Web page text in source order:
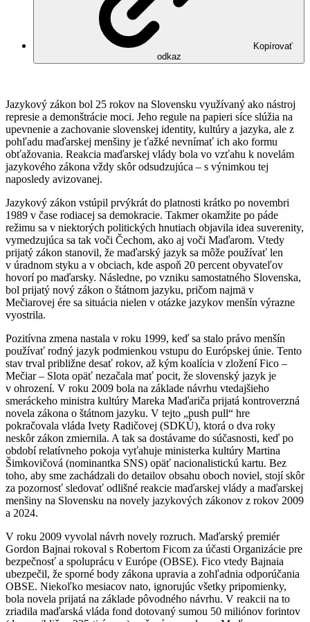
Kopírovať
odkaz
Jazykový zákon bol 25 rokov na Slovensku využívaný ako nástroj
represie a demonštrácie moci. Jeho regule na papieri síce slúžia na
upevnenie a zachovanie slovenskej identity, kultúry a jazyka, ale z
pohľadu maďarskej menšiny je ťažké nevnímať ich ako formu
obťažovania. Reakcia maďarskej vlády bola vo vzťahu k novelám
jazykového zákona vždy skôr odsudzujúca – s výnimkou tej
naposledy avizovanej.
Jazykový zákon vstúpil prvýkrát do platnosti krátko po novembri
1989 v čase rodiacej sa demokracie. Takmer okamžite po páde
režimu sa v niektorých politických hnutiach objavila idea suverenity,
vymedzujúca sa tak voči Čechom, ako aj voči Maďarom. Vtedy
prijatý zákon stanovil, že maďarský jazyk sa môže používať len
v úradnom styku a v obciach, kde aspoň 20 percent obyvateľov
hovorí po maďarsky. Následne, po vzniku samostatného Slovenska,
bol prijatý nový zákon o štátnom jazyku, pričom najmä v
Mečiarovej ére sa situácia nielen v otázke jazykov menšín výrazne
vyostrila.
Pozitívna zmena nastala v roku 1999, keď sa stalo právo menšín
používať rodný jazyk podmienkou vstupu do Európskej únie. Tento
stav trval približne desať rokov, až kým koalícia v zložení Fico –
Mečiar – Slota opäť nezačala mať pocit, že slovenský jazyk je
v ohrození. V roku 2009 bola na základe návrhu vtedajšieho
smeráckeho ministra kultúry Mareka Maďariča prijatá kontroverzná
novela zákona o štátnom jazyku. V tejto „push pull“ hre
pokračovala vláda Ivety Radičovej (SDKÚ), ktorá o dva roky
neskôr zákon zmiernila. A tak sa dostávame do súčasnosti, keď po
období relatívneho pokoja vyťahuje ministerka kultúry Martina
Šimkovičová (nominantka SNS) opäť nacionalistickú kartu. Bez
toho, aby sme zachádzali do detailov obsahu oboch noviel, stojí skôr
za pozornosť sledovať odlišné reakcie maďarskej vlády a maďarskej
menšiny na Slovensku na novely jazykových zákonov z rokov 2009
a 2024.
V roku 2009 vyvolal návrh novely rozruch. Maďarský premiér
Gordon Bajnai rokoval s Robertom Ficom za účasti Organizácie pre
bezpečnosť a spoluprácu v Európe (OBSE). Fico vtedy Bajnaia
ubezpečil, že sporné body zákona upravia a zohľadnia odporúčania
OBSE. Niekoľko mesiacov nato, ignorujúc všetky pripomienky,
bola novela prijatá na základe pôvodného návrhu. V reakcii na to
zriadila maďarská vláda fond dotovaný sumou 50 miliónov forintov